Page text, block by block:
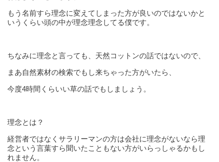
もう名前すら理念に変えてしまった方が良いのではないかと
いうくらい頭の中が理念理念してる僕です。
ちなみに理念と言っても、天然コットンの話ではないので、
まあ自然素材の検索でもし来ちゃった方がいたら、
今度4時間くらいい草の話でもしましょう。
理念とは？
経営者ではなくサラリーマンの方は会社に理念がないなら理
念という言葉すら聞いたこともない方がいらっしゃるかもし
れません。